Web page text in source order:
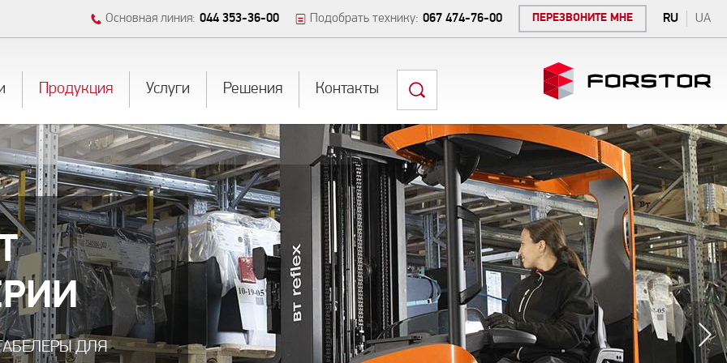
Основная линия: 044 353-36-00 Подобрать технику: 067 474-76-00 ПЕРЕЗВОНИТЕ МНЕ RU UA
Продукция Услуги Решения Контакты
ДЛЯ
ДО 8.5 МЕТРА